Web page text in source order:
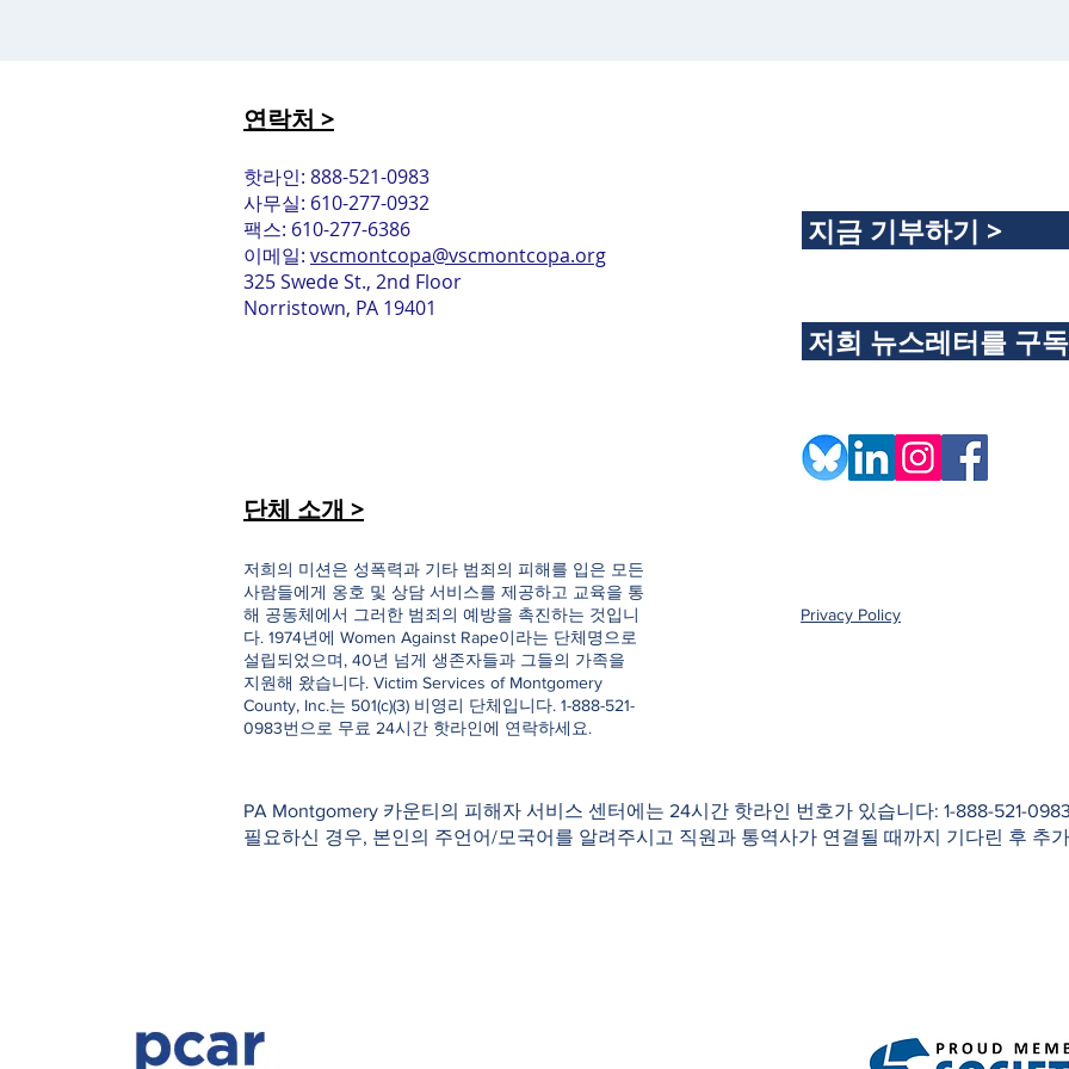
연락처 >
핫라인: 888-521-0983
사무실: 610-277-0932
팩스: 610-277-6386
이메일: vscmontcopa@vscmontcopa.org
325 Swede St., 2nd Floor
Norristown, PA 19401
지금 기부하기 >
저희 뉴스레터를 구
단체 소개 >
저희의 미션은 성폭력과 기타 범죄의 피해를 입은 모든
사람들에게 옹호 및 상담 서비스를 제공하고 교육을 통
해 공동체에서 그러한 범죄의 예방을 촉진하는 것입니
다. 1974년에 Women Against Rape이라는 단체명으로
설립되었으며, 40년 넘게 생존자들과 그들의 가족을
지원해 왔습니다. Victim Services of Montgomery
County, Inc.는 501(c)(3) 비영리 단체입니다. 1-888-521-
0983번으로 무료 24시간 핫라인에 연락하세요.
Privacy Policy
PA Montgomery 카운티의 피해자 서비스 센터에는 24시간 핫라인 번호가 있습니다: 1-888-521-
필요하신 경우, 본인의 주언어/모국어를 알려주시고 직원과 통역사가 연결될 때까지 기다린 후 추